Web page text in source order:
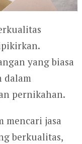
yang biasa
dalam
pernikahan.
mencari jasa
berkualitas,